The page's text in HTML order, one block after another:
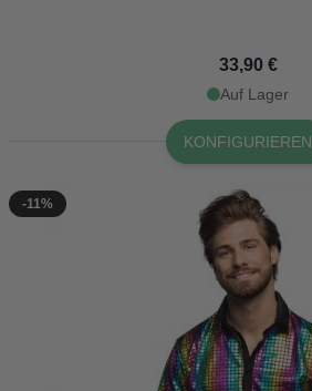
33,90 €
Auf Lager
KONFIGURIEREN
-11%